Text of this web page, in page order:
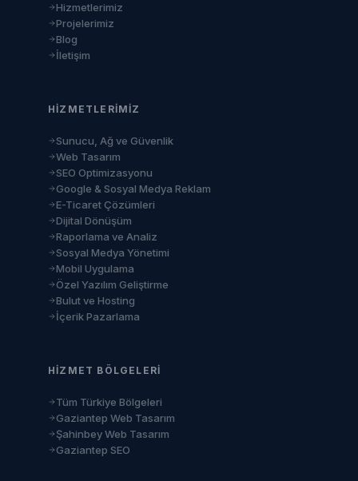
Hizmetlerimiz
Projelerimiz
Blog
İletişim
HIZMETLERIMIZ
Sunucu, Ağ ve Güvenlik
Web Tasarım
SEO Optimizasyonu
Google & Sosyal Medya Reklam
E-Ticaret Çözümleri
Dijital Dönüşüm
Raporlama ve Analiz
Sosyal Medya Yönetimi
Mobil Uygulama
Özel Yazılım Geliştirme
Bulut ve Hosting
İçerik Pazarlama
HIZMET BÖLGELERI
Tüm Türkiye Bölgeleri
Gaziantep Web Tasarım
Şahinbey Web Tasarım
Gaziantep SEO